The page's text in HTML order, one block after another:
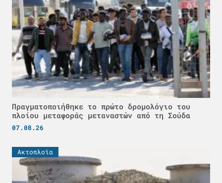
Πραγματοποιήθηκε το πρώτο δρομολόγιο του
πλοίου μεταφοράς μεταναστών από τη Σούδα
07.08.26
Ακτοπλοϊα